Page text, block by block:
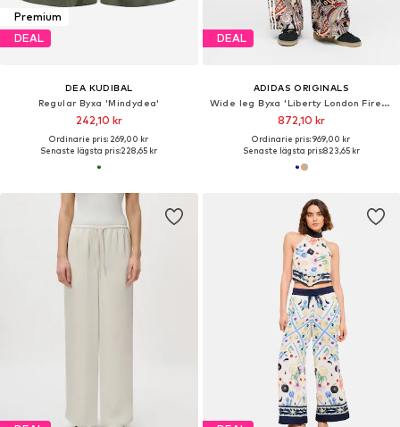
Premium
DEAL
DEA KUDIBAL
Regular Byxa 'Mindydea'
242,10 kr
Ordinarie pris: 269,00 kr
Senaste lägsta pris:228,65 kr
DEAL
ADIDAS ORIGINALS
Wide leg Byxa 'Liberty London Firebird'
872,10 kr
Ordinarie pris: 969,00 kr
Senaste lägsta pris:823,65 kr